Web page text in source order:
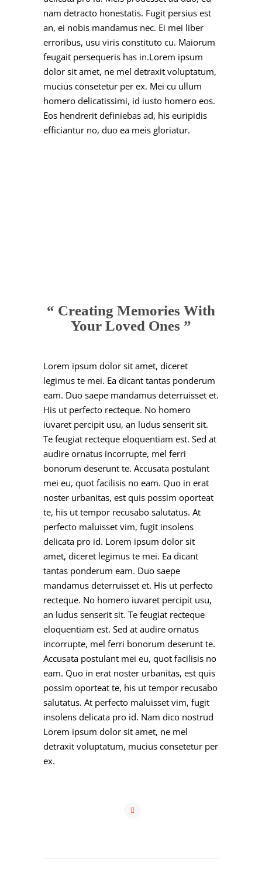
nam detracto honestatis. Fugit persius est
an, ei nobis mandamus nec. Ei mei liber
erroribus, usu viris constituto cu. Maiorum
feugait persequeris has in.Lorem ipsum
dolor sit amet, ne mel detraxit voluptatum,
mucius consetetur per ex. Mei cu ullum
homero delicatissimi, id iusto homero eos.
Eos hendrerit definiebas ad, his euripidis
efficiantur no, duo ea meis gloriatur.
“ Creating Memories With
Your Loved Ones ”
Lorem ipsum dolor sit amet, diceret
legimus te mei. Ea dicant tantas ponderum
eam. Duo saepe mandamus deterruisset et.
His ut perfecto recteque. No homero
iuvaret percipit usu, an ludus senserit sit.
Te feugiat recteque eloquentiam est. Sed at
audire ornatus incorrupte, mel ferri
bonorum deserunt te. Accusata postulant
mei eu, quot facilisis no eam. Quo in erat
noster urbanitas, est quis possim oporteat
te, his ut tempor recusabo salutatus. At
perfecto maluisset vim, fugit insolens
delicata pro id. Lorem ipsum dolor sit
amet, diceret legimus te mei. Ea dicant
tantas ponderum eam. Duo saepe
mandamus deterruisset et. His ut perfecto
recteque. No homero iuvaret percipit usu,
an ludus senserit sit. Te feugiat recteque
eloquentiam est. Sed at audire ornatus
incorrupte, mel ferri bonorum deserunt te.
Accusata postulant mei eu, quot facilisis no
eam. Quo in erat noster urbanitas, est quis
possim oporteat te, his ut tempor recusabo
salutatus. At perfecto maluisset vim, fugit
insolens delicata pro id. Nam dico nostrud
Lorem ipsum dolor sit amet, ne mel
detraxit voluptatum, mucius consetetur per
ex.